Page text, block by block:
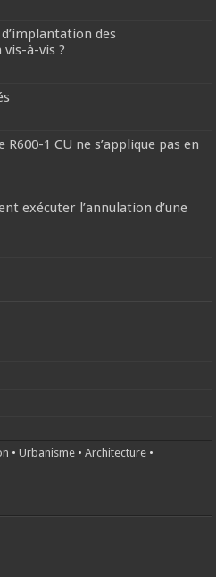
des
vis-à-vis ?
1 CU ne s’applique pas en
exécuter l’annulation d’une
•Urbanisme •Architecture •